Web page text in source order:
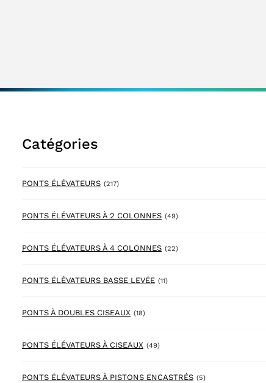
Catégories
PONTS ÉLÉVATEURS (217)217 products
PONTS ÉLÉVATEURS À 2 COLONNES (49)49 products
PONTS ÉLÉVATEURS À 4 COLONNES (22)22 products
PONTS ÉLÉVATEURS BASSE LEVÉE (11)11 products
PONTS À DOUBLES CISEAUX (18)18 products
PONTS ÉLÉVATEURS À CISEAUX (49)49 products
PONTS ÉLÉVATEURS À PISTONS ENCASTRÉS (5)5 products